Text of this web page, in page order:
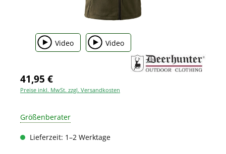
Video Video
41,95 €
Preise inkl. MwSt. zzgl. Versandkosten
Größenberater
Lieferzeit: 1–2 Werktage